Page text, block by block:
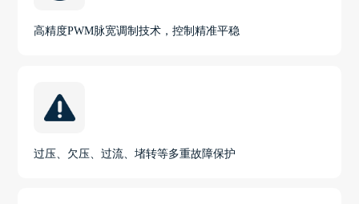
高精度PWM脉宽调制技术，控制精准平稳
过压、欠压、过流、堵转等多重故障保护